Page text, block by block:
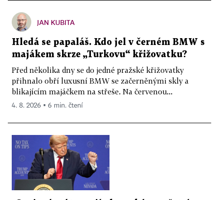
JAN KUBITA
Hledá se papaláš. Kdo jel v černém BMW s
majákem skrze „Turkovu“ křižovatku?
Před několika dny se do jedné pražské křižovatky
přihnalo obří luxusní BMW se začerněnými skly a
blikajícím majáčkem na střeše. Na červenou...
4. 8. 2026 ▪ 6 min. čtení